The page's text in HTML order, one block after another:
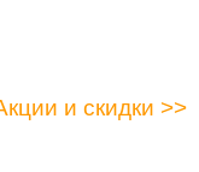
и скидки >>